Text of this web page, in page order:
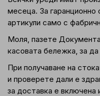
месеца. За
артикули само с
Моля, пазете
касовата бележка, за
При получаване на
и проверете дали е
за доставка е включена